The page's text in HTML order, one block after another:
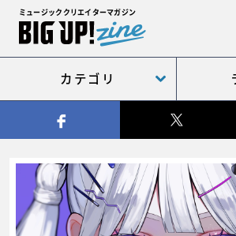
ミュージッククリエイターマガジン
カテゴリ